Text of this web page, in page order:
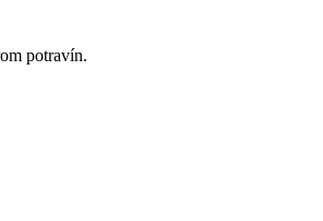
potravín.